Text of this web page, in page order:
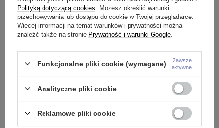
Zobacz również
Polityką dotyczącą cookies . Możesz określić warunki
przechowywania lub dostępu do cookie w Twojej przeglądarce.
Więcej informacji na temat warunków i prywatności można
znaleźć także na stronie Prywatność i warunki Google
Funkcjonalne pliki cookie (wymagane)
Zawsze
aktywne
Analityczne pliki cookie
Reklamowe pliki cookie